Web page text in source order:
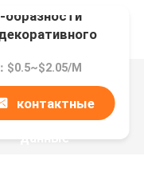
образности
$0.5~$2.05/M
контактные
данные